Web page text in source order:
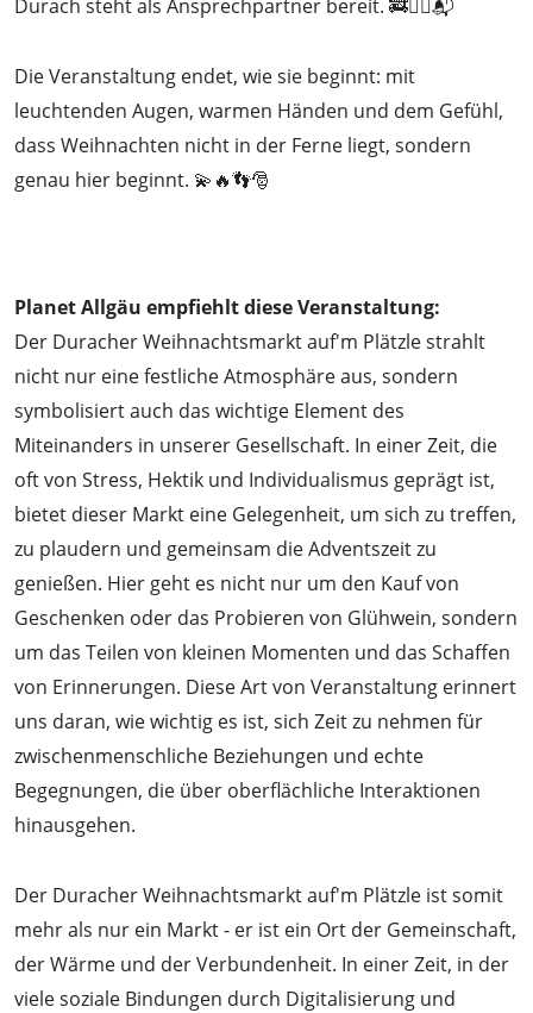
Durach steht als Ansprechpartner bereit. 🚒🙋‍♂️📬
Die Veranstaltung endet, wie sie beginnt: mit
leuchtenden Augen, warmen Händen und dem Gefühl,
dass Weihnachten nicht in der Ferne liegt, sondern
genau hier beginnt. 💫🔥👣🎅
Planet Allgäu empfiehlt diese Veranstaltung:
Der Duracher Weihnachtsmarkt auf'm Plätzle strahlt
nicht nur eine festliche Atmosphäre aus, sondern
symbolisiert auch das wichtige Element des
Miteinanders in unserer Gesellschaft. In einer Zeit, die
oft von Stress, Hektik und Individualismus geprägt ist,
bietet dieser Markt eine Gelegenheit, um sich zu treffen,
zu plaudern und gemeinsam die Adventszeit zu
genießen. Hier geht es nicht nur um den Kauf von
Geschenken oder das Probieren von Glühwein, sondern
um das Teilen von kleinen Momenten und das Schaffen
von Erinnerungen. Diese Art von Veranstaltung erinnert
uns daran, wie wichtig es ist, sich Zeit zu nehmen für
zwischenmenschliche Beziehungen und echte
Begegnungen, die über oberflächliche Interaktionen
hinausgehen.
Der Duracher Weihnachtsmarkt auf'm Plätzle ist somit
mehr als nur ein Markt - er ist ein Ort der Gemeinschaft,
der Wärme und der Verbundenheit. In einer Zeit, in der
viele soziale Bindungen durch Digitalisierung und